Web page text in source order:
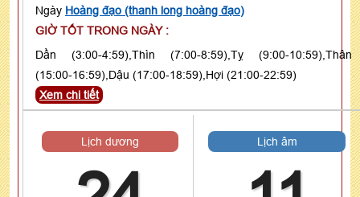
Ngày Hoàng đạo (thanh long hoàng đạo)
GIỜ TỐT TRONG NGÀY :
Dần (3:00-4:59),Thìn (7:00-8:59),Tỵ (9:00-10:59),Thân
(15:00-16:59),Dậu (17:00-18:59),Hợi (21:00-22:59)
Xem chi tiết
Lịch dương Lịch âm